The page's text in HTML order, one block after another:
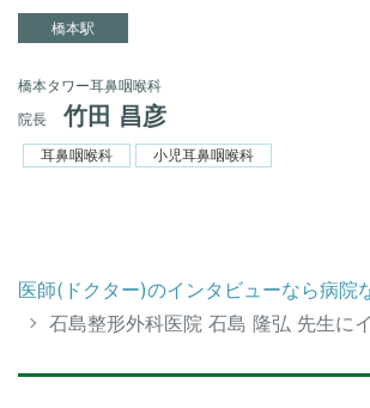
橋本駅
橋本タワー耳鼻咽喉科
院長
竹田 昌彦
耳鼻咽喉科 小児耳鼻咽喉科
医師(ドクター)のインタビューなら病院
石島整形外科医院 石島 隆弘 先生に